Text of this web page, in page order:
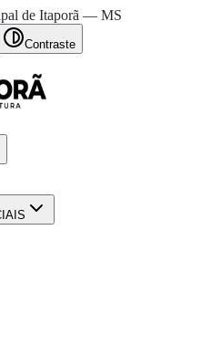
de Itaporã — MS
Contraste